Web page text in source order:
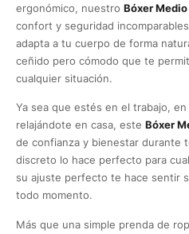
ergonómico, nuestro Bóxer Medio
confort y seguridad
adapta a tu cuerpo de forma
ceñido pero cómodo que te
cualquier situación.
Ya sea que estés en el trabajo,
relajándote en casa, este Bóxer
de confianza y bienestar durante
discreto lo hace perfecto para
su ajuste perfecto te hace sentir
todo momento.
Más que una simple prenda de